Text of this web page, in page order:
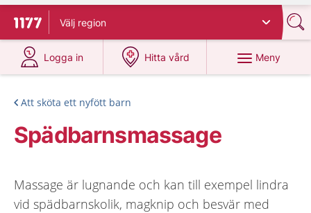
Till startsidan för 1177
Välj region
Logga in
på 1177.se
Hitta vård
på 1177.se
Meny
Att sköta ett nyfött barn
Spädbarnsmassage
Massage är lugnande och kan till exempel lindra
vid spädbarnskolik, magknip och besvär med